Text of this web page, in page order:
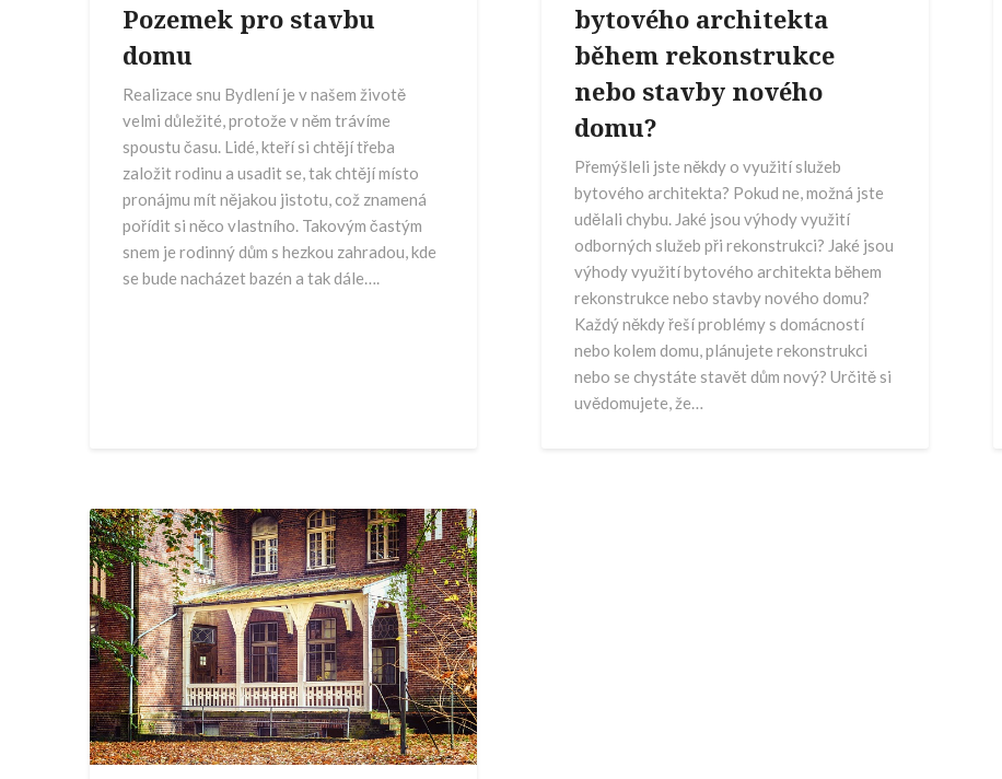
Pozemek pro stavbu
domu
Realizace snu Bydlení je v našem životě
velmi důležité, protože v něm trávíme
spoustu času. Lidé, kteří si chtějí třeba
založit rodinu a usadit se, tak chtějí místo
pronájmu mít nějakou jistotu, což znamená
pořídit si něco vlastního. Takovým častým
snem je rodinný dům s hezkou zahradou, kde
se bude nacházet bazén a tak dále….
bytového architekta
během rekonstrukce
nebo stavby nového
domu?
Přemýšleli jste někdy o využití služeb
bytového architekta? Pokud ne, možná jste
udělali chybu. Jaké jsou výhody využití
odborných služeb při rekonstrukci? Jaké jsou
výhody využití bytového architekta během
rekonstrukce nebo stavby nového domu?
Každý někdy řeší problémy s domácností
nebo kolem domu, plánujete rekonstrukci
nebo se chystáte stavět dům nový? Určitě si
uvědomujete, že…